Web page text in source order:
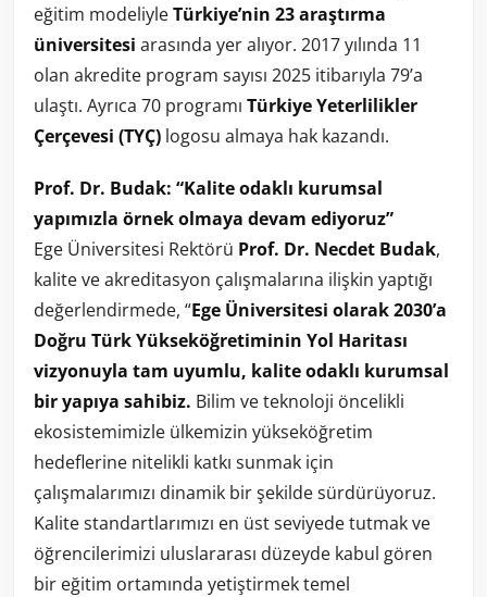
eğitim modeliyleTürkiye’nin 23 araştırma
üniversitesi arasında yer alıyor. 2017 yılında 11
olan akredite program sayısı 2025 itibarıyla 79’a
ulaştı. Ayrıca 70 programı Türkiye Yeterlilikler
Çerçevesi (TYÇ) logosu almaya hak kazandı.
Prof. Dr. Budak: “Kalite odaklı kurumsal
yapımızla örnek olmaya devam ediyoruz”
Ege Üniversitesi Rektörü Prof. Dr. Necdet Budak,
kalite ve akreditasyon çalışmalarına ilişkin yaptığı
değerlendirmede, “Ege Üniversitesi olarak 2030’a
Doğru Türk Yükseköğretiminin Yol Haritası
vizyonuyla tam uyumlu, kalite odaklı kurumsal
bir yapıya sahibiz. Bilim ve teknoloji öncelikli
ekosistemimizle ülkemizin yükseköğretim
hedeflerine nitelikli katkı sunmak için
çalışmalarımızı dinamik bir şekilde sürdürüyoruz.
Kalite standartlarımızı en üst seviyede tutmak ve
öğrencilerimizi uluslararası düzeyde kabul gören
bir eğitim ortamında yetiştirmek temel